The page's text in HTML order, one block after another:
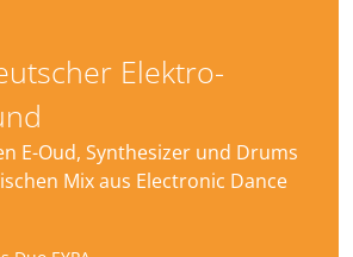
Elektro-
E-Oud, Synthesizer und Drums
Mix aus Electronic Dance